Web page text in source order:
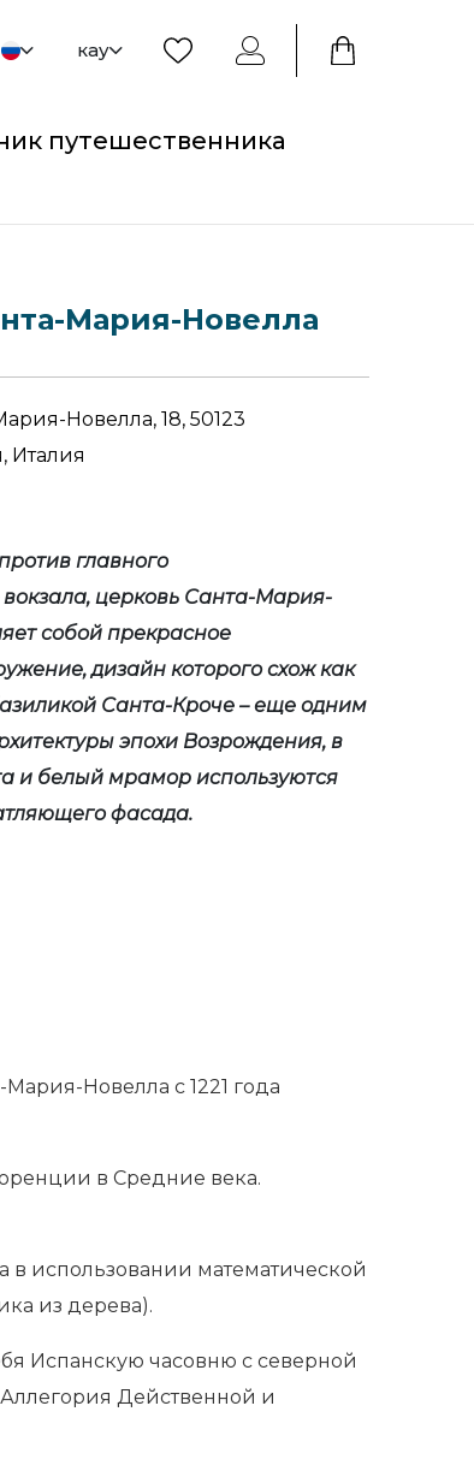
кау
путешественника
Мария-Новелла
Новелла, 18, 50123
Италия
главного
церковь Санта-Мария-
собой прекрасное
дизайн которого схож как
Санта-Кроче – еще одним
эпохи Возрождения, в
и белый мрамор используются
фасада.
Новелла с 1221 года
в Средние века.
в использовании математической
из дерева).
Испанскую часовню с северной
Действенной и